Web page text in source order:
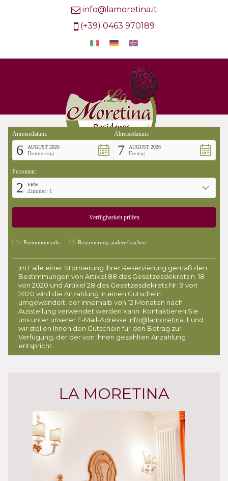
info@lamoretina.it
(+39) 0463 970189
Anreisedatum:
6 AUGUST 2026
Donnerstag
Abreisedatum:
7 AUGUST 2026
Freitag
Personen:
2 ERW.:
Zimmer: 1
Promotioncode: Reservierung ändern/löschen
Im Falle einer Stornierung Ihrer Reservierung gemäß den
Bestimmungen von Artikel 88 des Gesetzesdekrets n. 18
von 2020 und Artikel 28 des Gesetzesdekrets Nr. 9 von
2020 wird die Anzahlung in einen Gutschein
umgewandelt, der innerhalb von 12 Monaten nach
Ausstellung verwendet werden kann. Kontaktieren Sie
uns unter unserer E-Mail-Adresse info@lamoretina.it und
wir stellen Ihnen den Gutschein für den Betrag zur
Verfügung, der der von Ihnen gezahlten Anzahlung
entspricht.
LA MORETINA